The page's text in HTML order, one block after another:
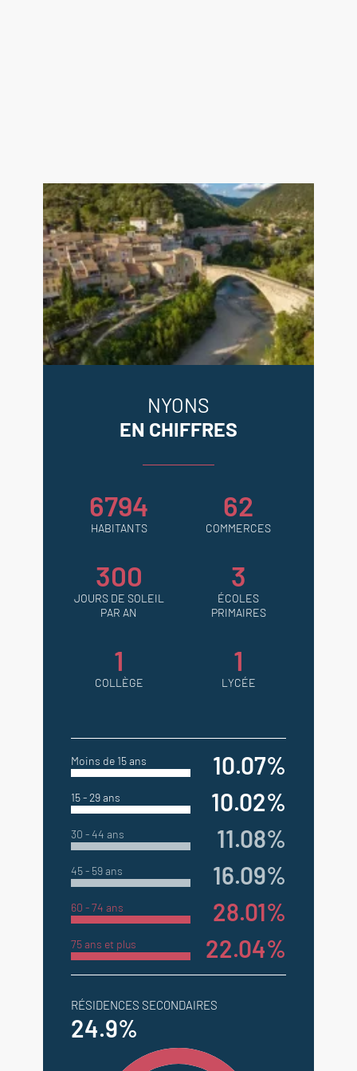
NYONS
EN CHIFFRES
6794
HABITANTS
62
COMMERCES
300
JOURS DE SOLEIL
PAR AN
3
ÉCOLES
PRIMAIRES
1
COLLÈGE
1
LYCÉE
Moins de 15 ans 10.07%
15 - 29 ans 10.02%
30 - 44 ans 11.08%
45 - 59 ans 16.09%
60 - 74 ans 28.01%
75 ans et plus 22.04%
RÉSIDENCES SECONDAIRES
24.9%